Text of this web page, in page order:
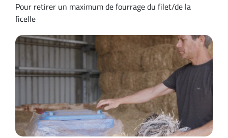
Pour retirer un maximum de fourrage du filet/de la
ficelle